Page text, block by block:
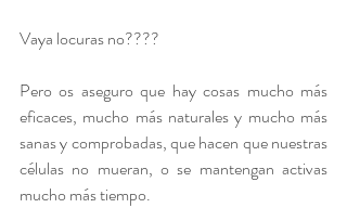
Vaya locuras no????
Pero os aseguro que hay cosas mucho más
eficaces, mucho más naturales y mucho más
sanas y comprobadas, que hacen que nuestras
células no mueran, o se mantengan activas
mucho más tiempo.